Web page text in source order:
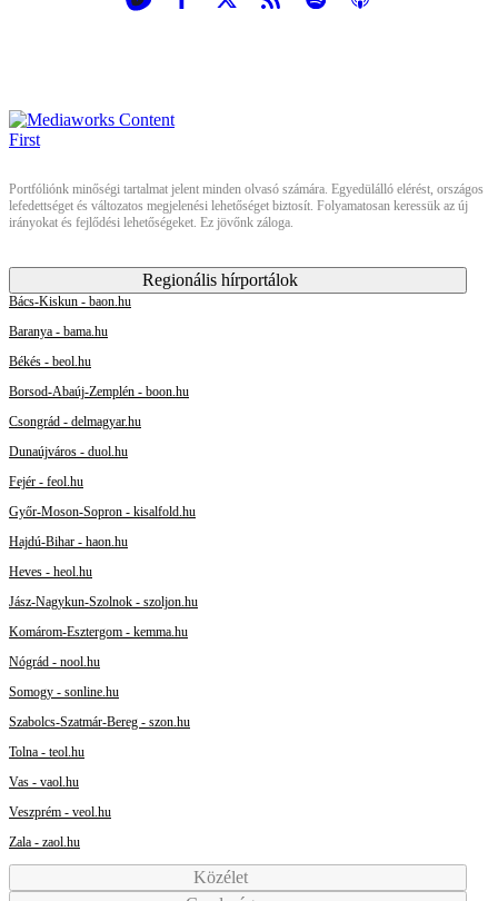
Portfóliónk minőségi tartalmat jelent minden olvasó számára. Egyedülálló elérést, országos
lefedettséget és változatos megjelenési lehetőséget biztosít. Folyamatosan keressük az új
irányokat és fejlődési lehetőségeket. Ez jövőnk záloga.
Regionális hírportálok
Bács-Kiskun - baon.hu
Baranya - bama.hu
Békés - beol.hu
Borsod-Abaúj-Zemplén - boon.hu
Csongrád - delmagyar.hu
Dunaújváros - duol.hu
Fejér - feol.hu
Győr-Moson-Sopron - kisalfold.hu
Hajdú-Bihar - haon.hu
Heves - heol.hu
Jász-Nagykun-Szolnok - szoljon.hu
Komárom-Esztergom - kemma.hu
Nógrád - nool.hu
Somogy - sonline.hu
Szabolcs-Szatmár-Bereg - szon.hu
Tolna - teol.hu
Vas - vaol.hu
Veszprém - veol.hu
Zala - zaol.hu
Közélet